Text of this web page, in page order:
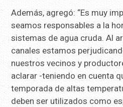
Además, agregó: “Es muy
seamos responsables a la
sistemas de agua cruda. Al
canales estamos
nuestros vecinos y
aclarar -teniendo en cuenta
temporada de altas
deben ser utilizados como